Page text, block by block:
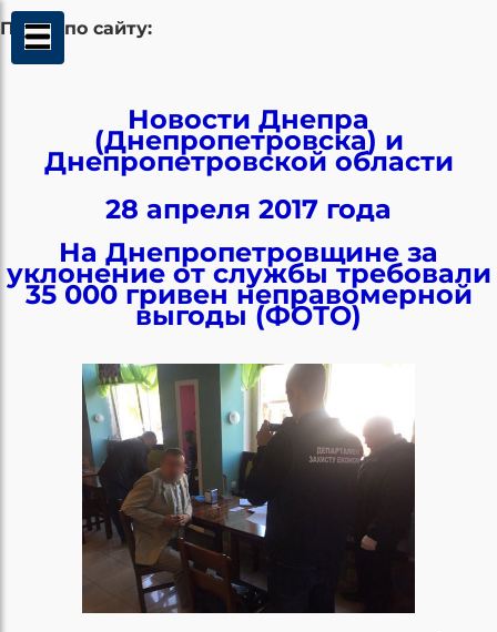
Поиск по сайту:
Новости Днепра
(Днепропетровска) и
Днепропетровской области
28 апреля 2017 года
На Днепропетровщине за
уклонение от службы требовали
35 000 гривен неправомерной
выгоды (ФОТО)